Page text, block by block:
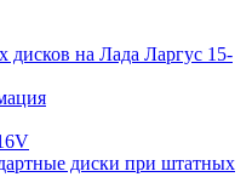
дисков на Лада Ларгус 15-
диски при штатных